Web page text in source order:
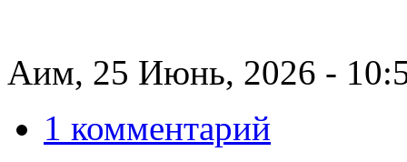
Аим, 25 Июнь, 2026 -
1 комментарий